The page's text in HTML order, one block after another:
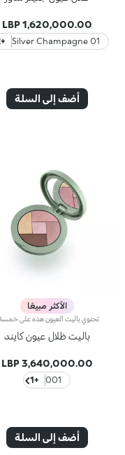
1,620,000.00 LBP
01 Silver Champagne
+12
أضف إلى السلة
الأكثر مبيعًا
باليت ظلال عيون كايند
3,640,000.00 LBP
001
+1
أضف إلى السلة